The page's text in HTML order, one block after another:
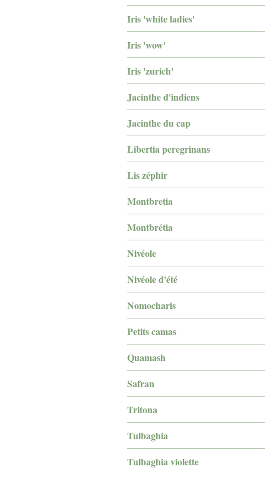
Iris 'white ladies'
Iris 'wow'
Iris 'zurich'
Jacinthe d'indiens
Jacinthe du cap
Libertia peregrinans
Lis zéphir
Montbretia
Montbrétia
Nivéole
Nivéole d'été
Nomocharis
Petits camas
Quamash
Safran
Tritona
Tulbaghia
Tulbaghia violette